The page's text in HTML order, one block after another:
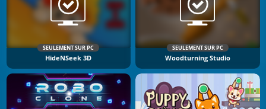
SEULEMENT SUR PC
HideNSeek 3D
SEULEMENT SUR PC
Woodturning Studio